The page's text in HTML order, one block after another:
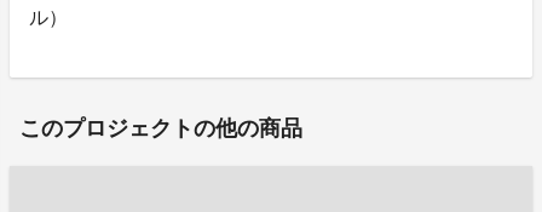
ル）
このプロジェクトの他の商品